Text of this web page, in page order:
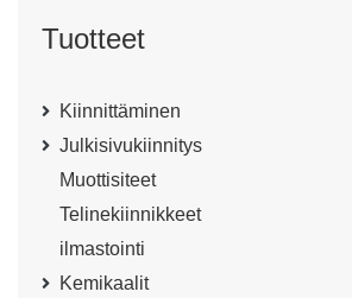
Tuotteet
Kiinnittäminen
Julkisivukiinnitys
Muottisiteet
Telinekiinnikkeet
ilmastointi
Kemikaalit